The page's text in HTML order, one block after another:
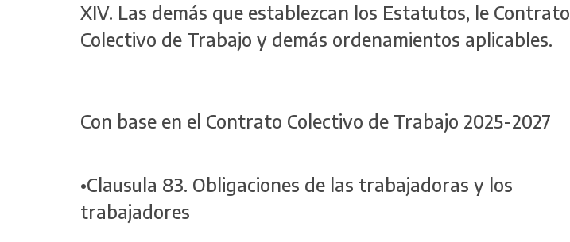
XIV. Las demás que establezcan los Estatutos, le Contrato
Colectivo de Trabajo y demás ordenamientos aplicables.
Con base en el Contrato Colectivo de Trabajo 2025-2027
•Clausula 83. Obligaciones de las trabajadoras y los
trabajadores